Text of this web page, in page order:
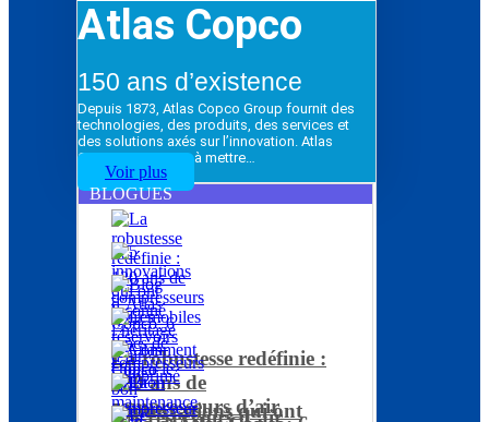
Atlas Copco
150 ans d’existence
Depuis 1873, Atlas Copco Group fournit des
technologies, des produits, des services et
des solutions axés sur l’innovation. Atlas
Copco Group vise à mettre…
Voir plus
BLOGUES
La robustesse redéfinie :
120 ans de
compresseurs d’air
5 innovations qui ont